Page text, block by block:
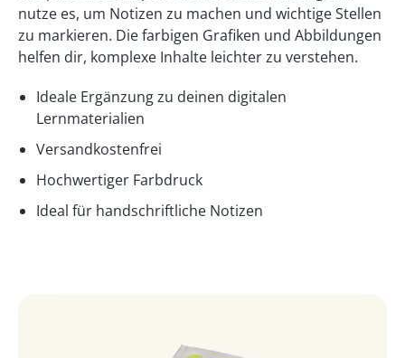
nutze es, um Notizen zu machen und wichtige Stellen
zu markieren. Die farbigen Grafiken und Abbildungen
helfen dir, komplexe Inhalte leichter zu verstehen.
Ideale Ergänzung zu deinen digitalen
Lernmaterialien
Versandkostenfrei
Hochwertiger Farbdruck
Ideal für handschriftliche Notizen